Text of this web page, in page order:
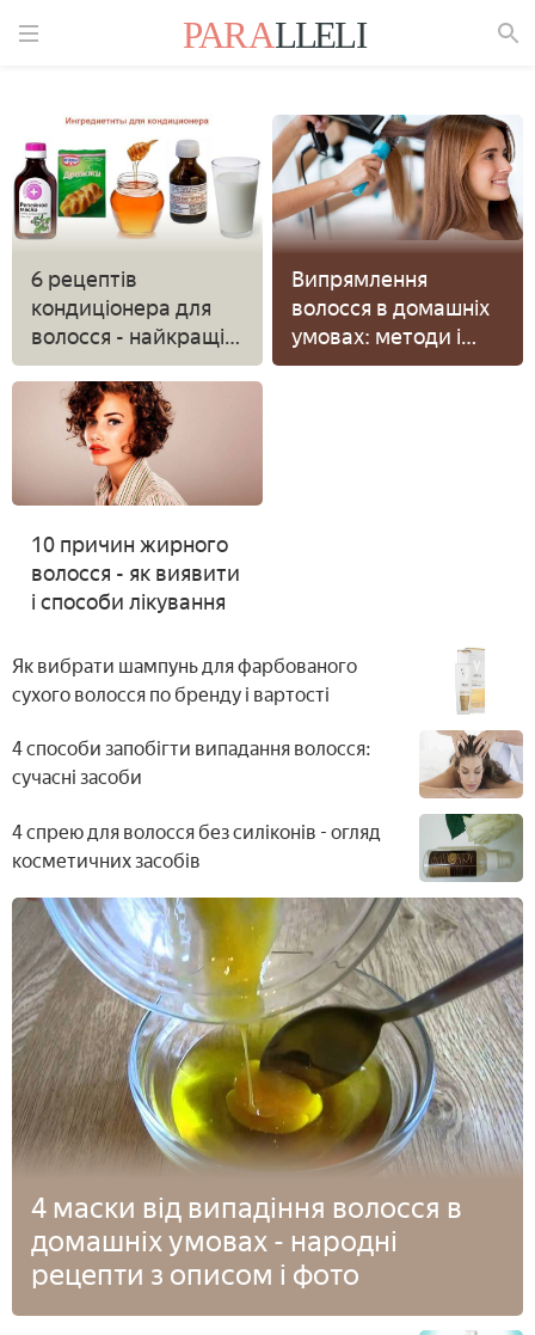
6 рецептів
кондиціонера для
волосся - найкращі
натуральні засоби
Випрямлення
волосся в домашніх
умовах: методи і
засоби
10 причин жирного
волосся - як виявити
і способи лікування
Як вибрати шампунь для фарбованого
сухого волосся по бренду і вартості
4 способи запобігти випадання волосся:
сучасні засоби
4 спрею для волосся без силіконів - огляд
косметичних засобів
4 маски від випадіння волосся в
домашніх умовах - народні
рецепти з описом і фото